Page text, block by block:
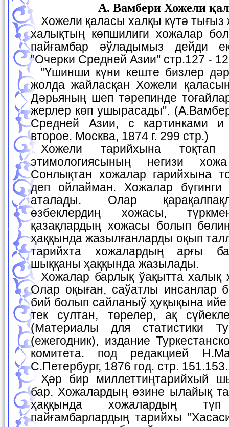
А. Вамбери Хожели
Хожели қаласы халқы күтә тығыз жайласқан, бундағы
халықтың көпшилиги хожалар
пайғамбар әўладымыз дейди
"Очерки Средней Азии" стр.127 -
"Үшинши күни кеште бизлер дәрьядан еки саатлық
жолда жайласқан Хожели
Дәрьяның шеп тәрепинде
жерлер көп ушырасады".
Средней Азии, с картинками и
второе. Москва, 1874 г. 299 стр.)
Хожели тарийхына тоқтап өткенде Хожели
этимологиясының негизи
Сонлықтан хожалар гарийхына
деп ойлайман. Хожалар
аталады. Олар
өзбеклердиң хожасы,
қазақлардың хожасы болып
ҳаққында жазылғанларды оқып
тарийхта хожалардың арғы
шыққаны ҳаққында жазылады.
Хожалар барлық ўақытта халық ҳүрметинде болған.
Олар оқыған, саўатлы инсанлар
бий болып сайланыў ҳуқықына
тек султан, төрелер, ақ
(Материалы для статистики
(ежегодник), издание
комитета. под редакцией
С.Петербург, 1876 год. стр.
Ҳәр бир миллеттиңтарийхый шығысы, түп бабасы
бар. Хожалардың өзине ылайық
ҳаққында хожалардың
пайғамбарлардың тарийхы